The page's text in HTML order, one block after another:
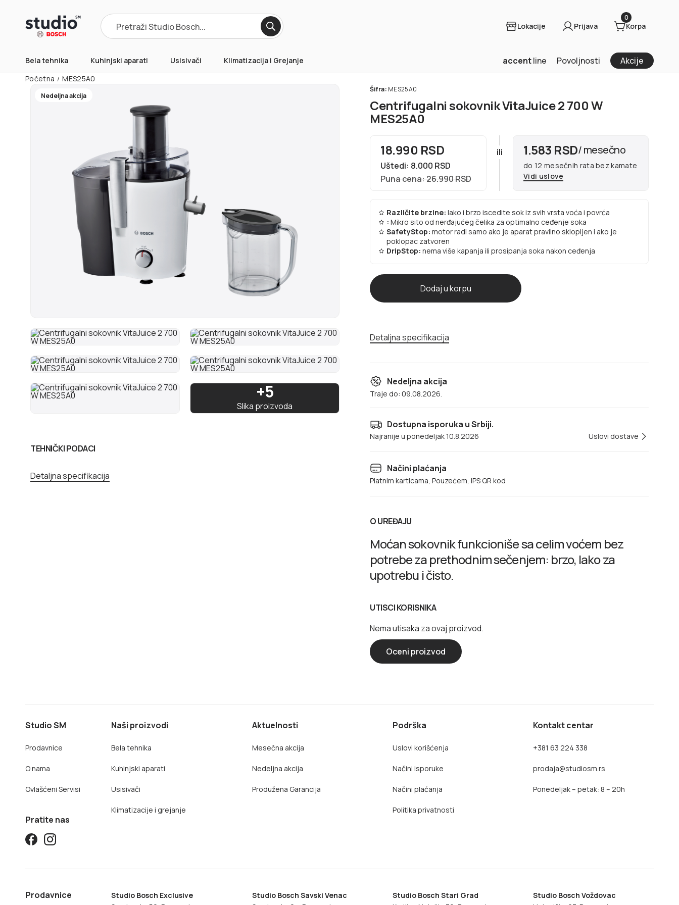
Products
search Lokacije Prijava
0
Korpa
Bela tehnika Kuhinjski aparati Usisivači Klimatizacija i Grejanje accentline Povoljnosti Akcije
Početna / MES25A0
Nedeljna akcija
+5
Slika proizvoda
TEHNIČKI PODACI
Detaljna specifikacija
Šifra: MES25A0
Centrifugalni sokovnik VitaJuice 2 700 W
MES25A0
18.990 RSD
Uštedi: 8.000 RSD
Puna cena: 26.990 RSD
ili 1.583 RSD/ mesečno
do 12 mesečnih rata bez kamate
Vidi uslove
Različite brzine: lako i brzo iscedite sok iz svih vrsta voća i povrća
: Mikro sito od nerđajućeg čelika za optimalno ceđenje soka
SafetyStop: motor radi samo ako je aparat pravilno sklopljen i ako je
poklopac zatvoren
DripStop: nema više kapanja ili prosipanja soka nakon ceđenja
Detaljna specifikacija
Nedeljna akcija
Traje do: 09.08.2026.
Dostupna isporuka u Srbiji.
Najranije u ponedeljak 10.8.2026 Uslovi dostave
Načini plaćanja
Platnim karticama, Pouzećem, IPS QR kod
O UREĐAJU
Moćan sokovnik funkcioniše sa celim voćem bez
potrebe za prethodnim sečenjem: brzo, lako za
upotrebu i čisto.
UTISCI KORISNIKA
Nema utisaka za ovaj proizvod.
Oceni proizvod
Studio SM
Prodavnice
O nama
Ovlašćeni Servisi
Pratite nas
Naši proizvodi
Bela tehnika
Kuhinjski aparati
Usisivači
Klimatizacije i grejanje
Aktuelnosti
Mesečna akcija
Nedeljna akcija
Produžena Garancija
Podrška
Uslovi korišćenja
Načini isporuke
Načini plaćanja
Politika privatnosti
Kontakt centar
+381 63 224 338
prodaja@studiosm.rs
Ponedeljak – petak: 8 – 20h
Prodavnice
Studio Bosch Exclusive
Studio Bosch Savski Venac
Studio Bosch Stari Grad
Studio Bosch Voždovac